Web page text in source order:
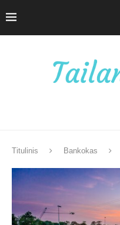
Titulinis Bankokas